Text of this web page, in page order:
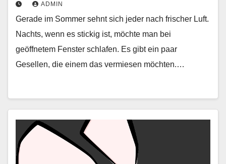
ADMIN
Gerade im Sommer sehnt sich jeder nach frischer Luft.
Nachts, wenn es stickig ist, möchte man bei
geöffnetem Fenster schlafen. Es gibt ein paar
Gesellen, die einem das vermiesen möchten.…